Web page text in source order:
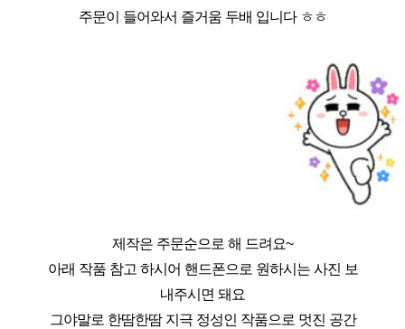
주문이 들어와서 즐거움 두배 입니다 ㅎㅎ
제작은 주문순으로 해 드려요~
아래 작품 참고 하시어 핸드폰으로 원하시는 사진 보
내주시면 돼요
그야말로 한땀한땀 지극 정성인 작품으로 멋진 공간